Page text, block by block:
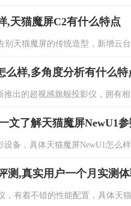
,天猫魔屏C2有什么特点
别天猫魔屏的传统造型，新增云
么样,多角度分析有什么特
推出的超视感旗舰投影仪，拥有
文了解天猫魔屏NewU1
设备，具体天猫魔屏NewU1怎么
测,真实用户一个月实测
，有着不错的性能配置，具体天